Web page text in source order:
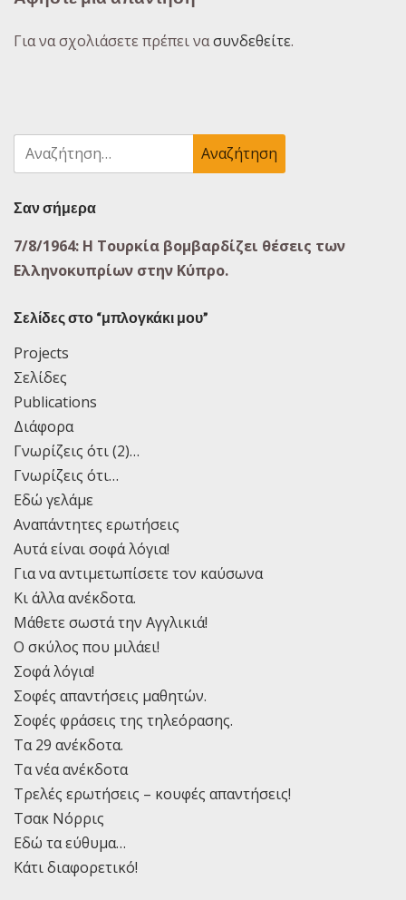
Για να σχολιάσετε πρέπει νασυνδεθείτε.
Αναζήτηση
για:
Σαν σήμερα
7/8/1964: Η Τουρκία βομβαρδίζει θέσεις των
Ελληνοκυπρίων στην Κύπρο.
Σελίδες στο “μπλογκάκι μου”
Projects
Σελίδες
Publications
Διάφορα
Γνωρίζεις ότι (2)…
Γνωρίζεις ότι…
Εδώ γελάμε
Αναπάντητες ερωτήσεις
Αυτά είναι σοφά λόγια!
Για να αντιμετωπίσετε τον καύσωνα
Κι άλλα ανέκδοτα.
Μάθετε σωστά την Αγγλικιά!
Ο σκύλος που μιλάει!
Σοφά λόγια!
Σοφές απαντήσεις μαθητών.
Σοφές φράσεις της τηλεόρασης.
Τα 29 ανέκδοτα.
Τα νέα ανέκδοτα
Τρελές ερωτήσεις – κουφές απαντήσεις!
Τσακ Νόρρις
Εδώ τα εύθυμα…
Κάτι διαφορετικό!